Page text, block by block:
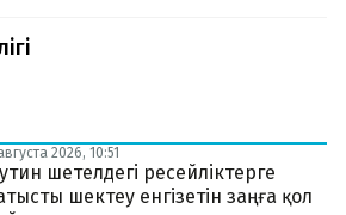
2026, 10:51
шетелдегі ресейліктерге
шектеу енгізетін заңға қол